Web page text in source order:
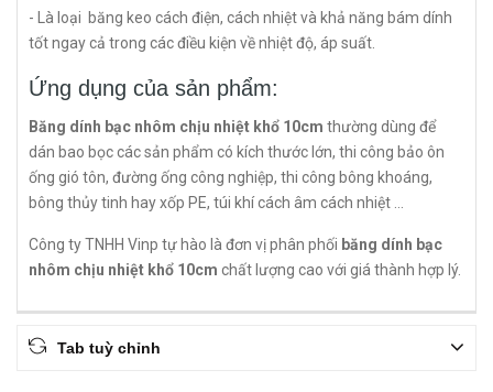
- Là loại băng keo cách điện, cách nhiệt và khả năng bám dính
tốt ngay cả trong các điều kiện về nhiệt độ, áp suất.
Ứng dụng của sản phẩm:
Băng dính bạc nhôm chịu nhiệt khổ 10cm thường dùng để
dán bao bọc các sản phẩm có kích thước lớn, thi công bảo ôn
ống gió tôn, đường ống công nghiệp, thi công bông khoáng,
bông thủy tinh hay xốp PE, túi khí cách âm cách nhiệt …
Công ty TNHH Vinp tự hào là đơn vị phân phối băng dính bạc
nhôm chịu nhiệt khổ 10cm chất lượng cao với giá thành hợp lý.
Tab tuỳ chỉnh